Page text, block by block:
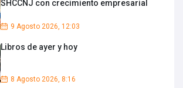
SHCCNJ con crecimiento empresarial
9 Agosto 2026, 12:03
Libros de ayer y hoy
8 Agosto 2026, 8:16